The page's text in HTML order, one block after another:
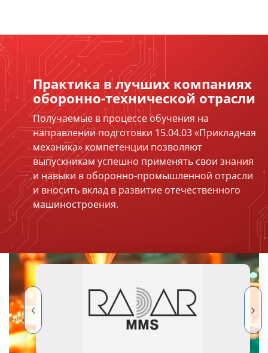
Практика в лучших компаниях
оборонно-технической отрасли
Получаемые в процессе обучения на
направлении подготовки 15.04.03 «Прикладная
механика» компетенции позволяют
выпускникам успешно применять свои знания
и навыки в оборонно-промышленной отрасли
и вносить вклад в развитие отечественного
машиностроения.